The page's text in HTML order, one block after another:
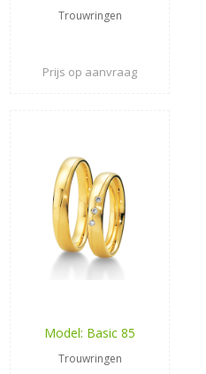
Trouwringen
Prijs op aanvraag
Model: Basic 85
Trouwringen